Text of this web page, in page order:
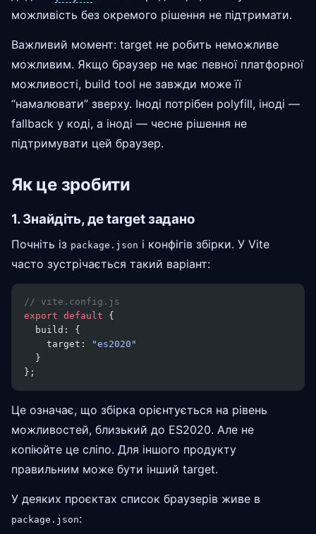
можливість без окремого рішення не підтримати.
Важливий момент: target не робить неможливе
можливим. Якщо браузер не має певної платфорної
можливості, build tool не завжди може її
“намалювати” зверху. Іноді потрібен polyfill, іноді —
fallback у коді, а іноді — чесне рішення не
підтримувати цей браузер.
Як це зробити
1. Знайдіть, де target задано
Почніть із package.json і конфігів збірки. У Vite
часто зустрічається такий варіант:
// vite.config.js
export default {
  build: {
    target:
"es2020"
  }
};
Це означає, що збірка орієнтується на рівень
можливостей, близький до ES2020. Але не
копіюйте це сліпо. Для іншого продукту
правильним може бути інший target.
У деяких проєктах список браузерів живе в
package.json: